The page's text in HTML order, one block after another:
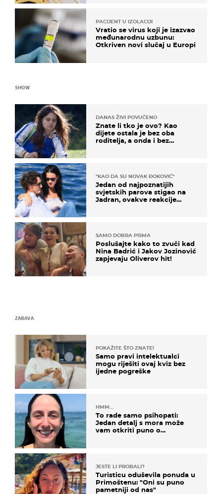
PACIJENT U IZOLACIJI
Vratio se virus koji je izazvao
međunarodnu uzbunu:
Otkriven novi slučaj u Europi
SHOW
DANAS ŽIVI POVUČENO
Znate li tko je ovo? Kao
dijete ostala je bez oba
roditelja, a onda i bez
"KAO DA SU NOVAK ĐOKOVIĆ"
Jedan od najpoznatijih
svjetskih parova stigao na
Jadran, ovakve reakcije
SAMO DOBRA PISMA
Poslušajte kako to zvuči kad
Nina Badrić i Jakov Jozinović
zapjevaju Oliverov hit!
ZABAVA
POKAŽITE ŠTO ZNATE!
Samo pravi intelektualci
mogu riješiti ovaj kviz bez
ijedne pogreške
HMM…
To rade samo psihopati:
Jedan detalj s mora može
vam otkriti puno o
JESTE LI PROBALI?
Turisticu oduševila ponuda u
Primoštenu: "Oni su puno
pametniji od nas"